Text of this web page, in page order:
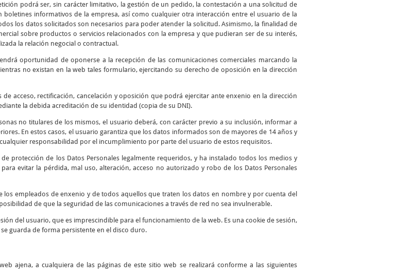
podrá ser, sin carácter limitativo, la gestión de un pedido, la contestación a una solicitud de
informativos de la empresa, así como cualquier otra interacción entre el usuario de la
los datos solicitados son necesarios para poder atender la solicitud. Asimismo, la finalidad de
sobre productos o servicios relacionados con la empresa y que pudieran ser de su interés,
la relación negocial o contractual.
oportunidad de oponerse a la recepción de las comunicaciones comerciales marcando la
no existan en la web tales formulario, ejercitando su derecho de oposición en la dirección
acceso, rectificación, cancelación y oposición que podrá ejercitar ante enxenio en la dirección
la debida acreditación de su identidad (copia de su DNI).
no titulares de los mismos, el usuario deberá, con carácter previo a su inclusión, informar a
En estos casos, el usuario garantiza que los datos informados son de mayores de 14 años y
responsabilidad por el incumplimiento por parte del usuario de estos requisitos.
protección de los Datos Personales legalmente requeridos, y ha instalado todos los medios y
evitar la pérdida, mal uso, alteración, acceso no autorizado y robo de los Datos Personales
empleados de enxenio y de todos aquellos que traten los datos en nombre y por cuenta del
de que la seguridad de las comunicaciones a través de red no sea invulnerable.
del usuario, que es imprescindible para el funcionamiento de la web. Es una cookie de sesión,
guarda de forma persistente en el disco duro.
ajena, a cualquiera de las páginas de este sitio web se realizará conforme a las siguientes